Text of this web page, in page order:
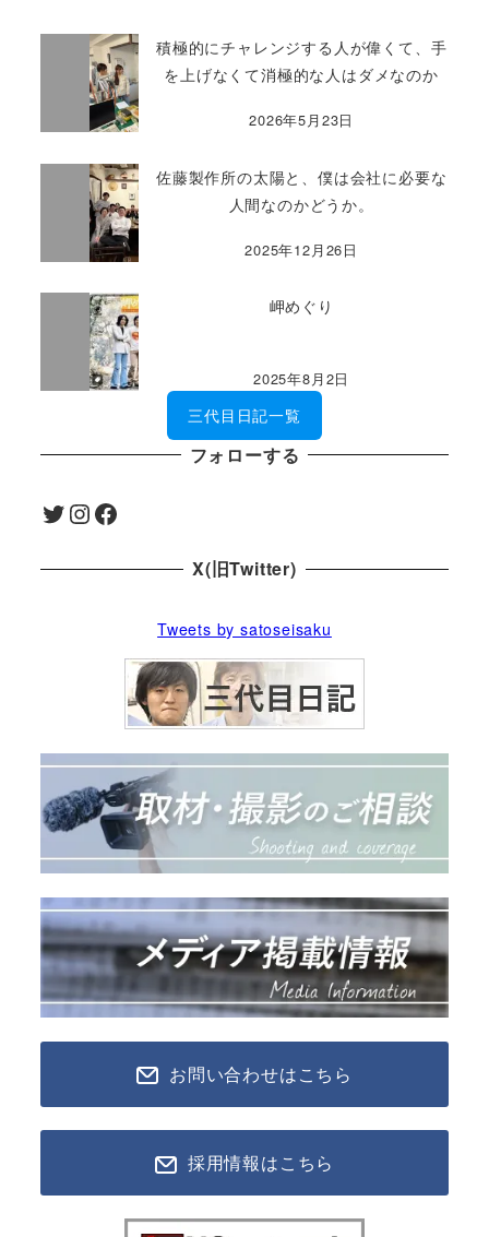
積極的にチャレンジする人が偉くて、手
を上げなくて消極的な人はダメなのか
2026年5月23日
佐藤製作所の太陽と、僕は会社に必要な
人間なのかどうか。
2025年12月26日
岬めぐり
2025年8月2日
三代目日記一覧
フォローする
Twitter InstagramFacebook
X(旧Twitter)
Tweets by satoseisaku
お問い合わせはこちら
採用情報はこちら